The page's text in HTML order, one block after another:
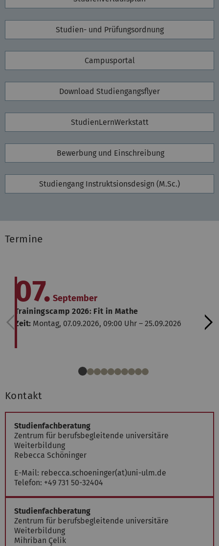
Studien- und Prüfungsordnung
Campusportal
Download Studiengangsflyer
StudienLernWerkstatt
Bewerbung und Einschreibung
Studiengang Instruktsionsdesign (M.Sc.)
Termine
07. September
Trainingscamp 2026: Fit in Mathe
Zeit: Montag, 07.09.2026, 09:00 Uhr – 25.09.2026
Kontakt
Studienfachberatung
Zentrum für berufsbegleitende universitäre
Weiterbildung
Rebecca Schöninger
E-Mail: rebecca.schoeninger(at)uni-ulm.de
Telefon: +49 731 50-32404
Studienfachberatung
Zentrum für berufsbegleitende universitäre
Weiterbildung
Mihriban Çelik